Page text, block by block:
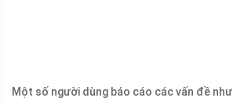
Một số người dùng báo cáo các vấn đề như